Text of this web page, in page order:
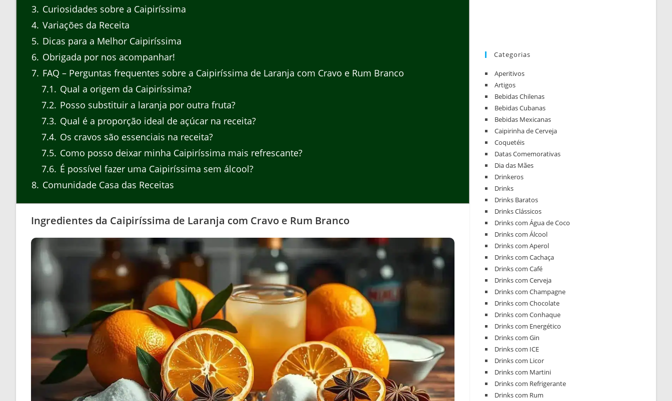
3 Curiosidades sobre a Caipiríssima
4 Variações da Receita
5 Dicas para a Melhor Caipiríssima
6 Obrigada por nos acompanhar!
7 FAQ – Perguntas frequentes sobre a Caipiríssima de Laranja com Cravo e Rum Branco
7.1
Qual a origem da Caipiríssima?
7.2 Posso substituir a laranja por outra fruta?
7.3 Qual é a proporção ideal de açúcar na receita?
7.4 Os cravos são essenciais na receita?
7.5 Como posso deixar minha Caipiríssima mais refrescante?
7.6 É possível fazer uma Caipiríssima sem álcool?
8 Comunidade Casa das Receitas
Ingredientes da Caipiríssima de Laranja com Cravo e Rum Branco
Categorias
Aperitivos
Artigos
Bebidas Chilenas
Bebidas Cubanas
Bebidas Mexicanas
Caipirinha de Cerveja
Coquetéis
Datas Comemorativas
Dia das Mães
Drinkeros
Drinks
Drinks Baratos
Drinks Clássicos
Drinks com Água de Coco
Drinks com Álcool
Drinks com Aperol
Drinks com Cachaça
Drinks com Café
Drinks com Cerveja
Drinks com Champagne
Drinks com Chocolate
Drinks com Conhaque
Drinks com Energético
Drinks com Gin
Drinks com ICE
Drinks com Licor
Drinks com Martini
Drinks com Refrigerante
Drinks com Rum